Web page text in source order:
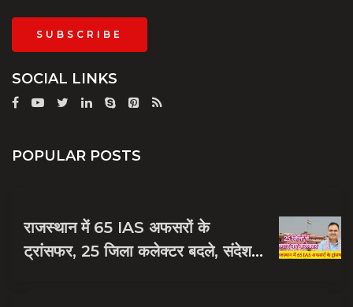
SUBSCRIBE
SOCIAL LINKS
POPULAR POSTS
राजस्थान में 65 IAS अफसरों के
ट्रांसफर, 25 जिला कलेक्टर बदले, संदेश